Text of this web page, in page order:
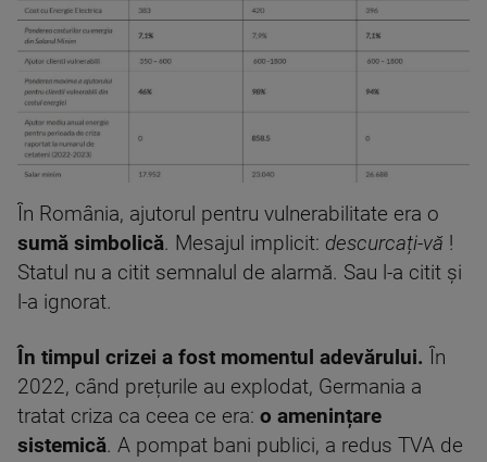
În România, ajutorul pentru vulnerabilitate era o
sumă simbolică. Mesajul implicit: descurcați-vă !
Statul nu a citit semnalul de alarmă. Sau l-a citit și
l-a ignorat.
În timpul crizei a fost momentul adevărului. În
2022, când prețurile au explodat, Germania a
tratat criza ca ceea ce era: o amenințare
sistemică. A pompat bani publici, a redus TVA de